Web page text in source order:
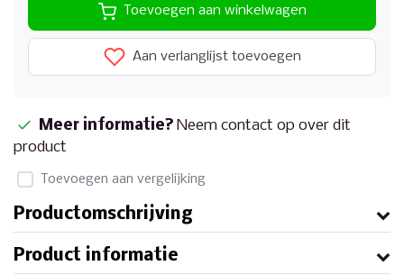
Toevoegen aan winkelwagen
Aan verlanglijst toevoegen
Meer informatie? Neem contact op over dit
product
Toevoegen aan vergelijking
Productomschrijving
Product informatie